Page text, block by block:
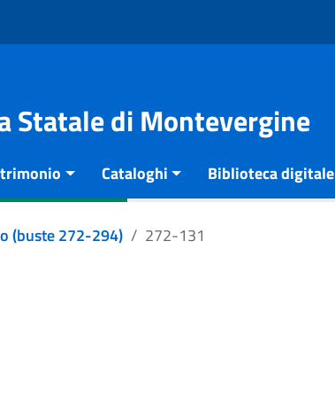
Statale di Montevergine
Cataloghi Biblioteca digitale
(buste 272-294) 272-131